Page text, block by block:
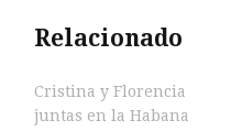
Relacionado
Cristina y Florencia
juntas en la Habana